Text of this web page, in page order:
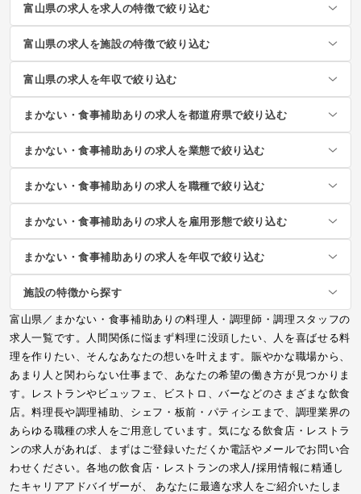
富山県の求人を求人の特徴で絞り込む
富山県の求人を施設の特徴で絞り込む
富山県の求人を年収で絞り込む
まかない・食事補助ありの求人を都道府県で絞り込む
まかない・食事補助ありの求人を業態で絞り込む
まかない・食事補助ありの求人を職種で絞り込む
まかない・食事補助ありの求人を雇用形態で絞り込む
まかない・食事補助ありの求人を年収で絞り込む
施設の特徴から探す
富山県／まかない・食事補助ありの料理人・調理師・調理スタッフの
求人一覧です。人間関係に悩まず料理に没頭したい、人を喜ばせる料
理を作りたい、そんなあなたの想いを叶えます。賑やかな職場から、
あまり人と関わらない仕事まで、あなたの希望の働き方が見つかりま
す。レストランやビュッフェ、ビストロ、バーなどのさまざまな飲食
店。料理長や調理補助、シェフ・板前・パティシエまで、調理業界の
あらゆる職種の求人をご用意しています。気になる飲食店・レストラ
ンの求人があれば、まずはご登録いただくか電話やメールでお問い合
わせください。各地の飲食店・レストランの求人/採用情報に精通し
たキャリアアドバイザーが、 あなたに最適な求人をご紹介いたしま